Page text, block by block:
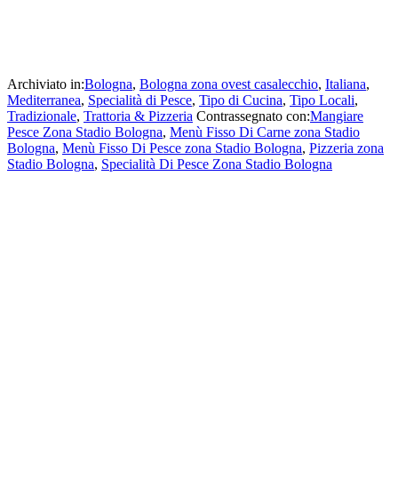
Archiviato in:Bologna, Bologna zona ovest casalecchio, Italiana,
Mediterranea, Specialità di Pesce, Tipo di Cucina, Tipo Locali,
Tradizionale, Trattoria & Pizzeria Contrassegnato con:Mangiare
Pesce Zona Stadio Bologna, Menù Fisso Di Carne zona Stadio
Bologna, Menù Fisso Di Pesce zona Stadio Bologna, Pizzeria zona
Stadio Bologna, Specialità Di Pesce Zona Stadio Bologna